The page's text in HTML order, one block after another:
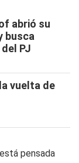
abrió su
busca
PJ
vuelta de
pensada